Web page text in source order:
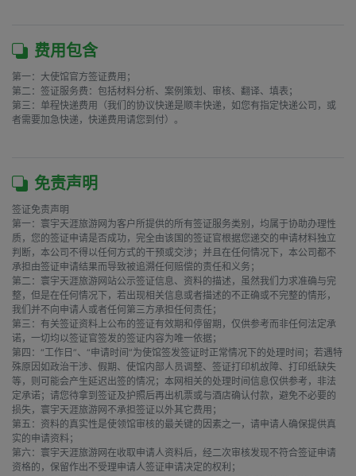
费用包含
第一：大使馆官方签证费用；
第二：签证服务费：包括材料分析、案例策划、审核、翻译、填表；
第三：单程快递费用（我们的协议快递是顺丰快递，如您有指定快递公司，或
者需要加急快递，快递费用请您到付）。
免责声明
签证免责声明
第一：寰宇天涯旅游网为客户所提供的所有签证服务类别，均属于协助办理性
质，您的签证申请是否成功，完全由该国的签证官根据您递交的申请材料独立
判断，本公司不得以任何方式的干预或交涉；并且在任何情况下，本公司都不
承担由签证申请结果而导致被追溯任何赔偿的责任和义务；
第二：寰宇天涯旅游网站公示签证信息、资料的描述，虽然我们力求准确与完
整，但是在任何情况下，若出现相关信息或者描述的不正确或不完整的情形，
我们并不向申请人或者任何第三方承担任何责任；
第三：有关签证资料上公布的签证有效期和停留期，仅供参考而非任何法定承
诺，一切均以签证官签发的签证内容为唯一依据；
第四：“工作日”、“申请时间”为使馆签发签证时正常情况下的处理时间；若遇特
殊原因如政治干涉、假期、使馆内部人员调整、签证打印机故障、打印纸缺失
等，则可能会产生延迟出签的情况；本网相关的处理时间信息仅供参考，非法
定承诺；请您待拿到签证及护照后再出机票或与酒店确认付款，避免不必要的
损失，寰宇天涯旅游网不承担签证以外其它费用；
第五：资料的真实性是使领馆审核的最关键的因素之一，请申请人确保提供真
实的申请资料；
第六：寰宇天涯旅游网在收取申请人资料后，经二次审核发现不符合签证申请
资格的，保留作出不受理申请人签证申请决定的权利；